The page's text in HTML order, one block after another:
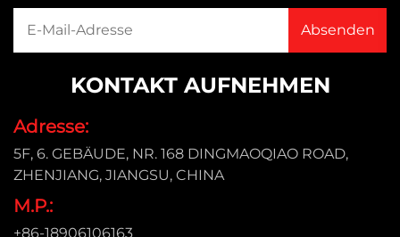
KONTAKT AUFNEHMEN
Adresse:
5F, 6. GEBÄUDE, NR. 168 DINGMAOQIAO ROAD,
ZHENJIANG, JIANGSU, CHINA
M.P.:
+86-18906106163